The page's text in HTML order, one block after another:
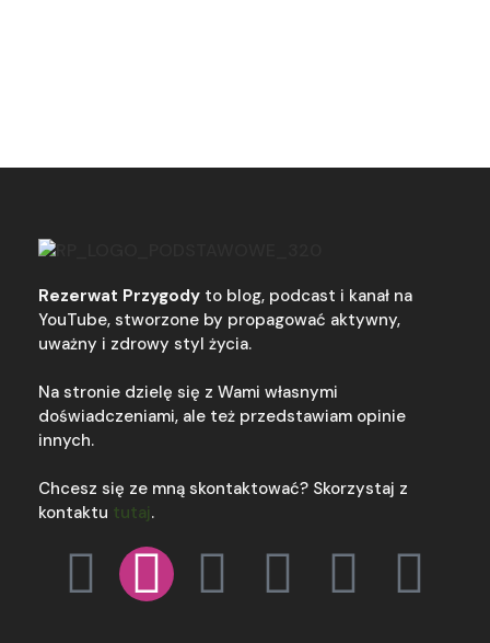
Rezerwat Przygody to blog, podcast i kanał na
YouTube, stworzone by propagować aktywny,
uważny i zdrowy styl życia.
Na stronie dzielę się z Wami własnymi
doświadczeniami, ale też przedstawiam opinie
innych.
Chcesz się ze mną skontaktować? Skorzystaj z
kontaktu tutaj.